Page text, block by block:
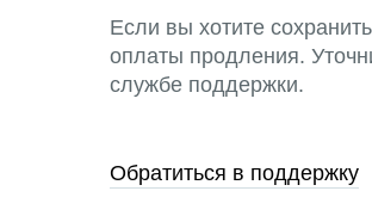
Если вы хотите
оплаты продления.
службе поддержки.
Обратиться в поддержку